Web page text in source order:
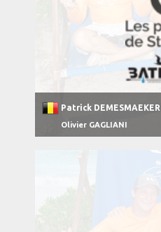
Patrick DEMESMAEKER
Olivier GAGLIANI